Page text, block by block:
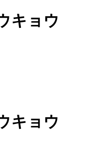
キョウ
キョウ